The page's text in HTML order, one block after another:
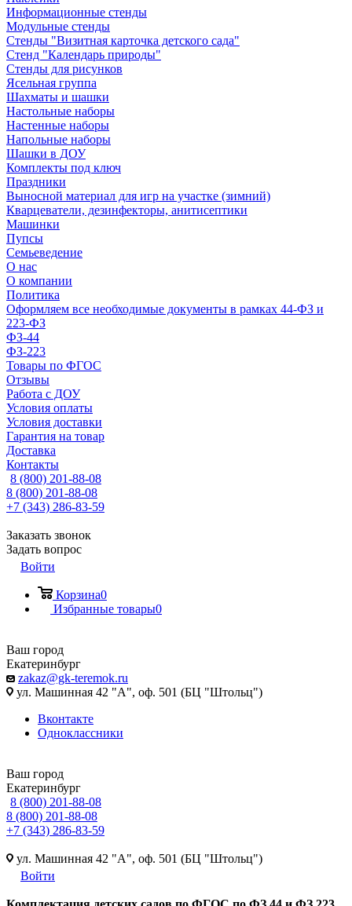
Информационные стенды
Модульные стенды
Стенды "Визитная карточка детского сада"
Стенд "Календарь природы"
Стенды для рисунков
Ясельная группа
Шахматы и шашки
Настольные наборы
Настенные наборы
Напольные наборы
Шашки в ДОУ
Комплекты под ключ
Праздники
Выносной материал для игр на участке (зимний)
Кварцеватели, дезинфекторы, анитисептики
Машинки
Пупсы
Семьеведение
О нас
О компании
Политика
Оформляем все необходимые документы в рамках 44-ФЗ и
223-ФЗ
ФЗ-44
ФЗ-223
Товары по ФГОС
Отзывы
Работа с ДОУ
Условия оплаты
Условия доставки
Гарантия на товар
Доставка
Контакты
8 (800) 201-88-08
8 (800) 201-88-08
+7 (343) 286-83-59
Заказать звонок
Задать вопрос
Войти
Корзина0
Избранные товары0
Ваш город
Екатеринбург
zakaz@gk-teremok.ru
ул. Машинная 42 "А", оф. 501 (БЦ "Штольц")
Вконтакте
Одноклассники
Ваш город
Екатеринбург
8 (800) 201-88-08
8 (800) 201-88-08
+7 (343) 286-83-59
ул. Машинная 42 "А", оф. 501 (БЦ "Штольц")
Войти